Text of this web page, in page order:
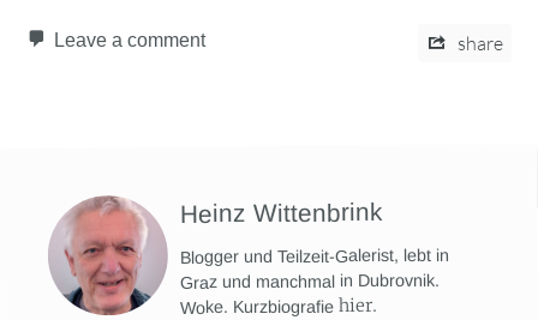
Leave a comment share
Heinz Wittenbrink
Blogger und Teilzeit-Galerist, lebt in
Graz und manchmal in Dubrovnik.
Woke. Kurzbiografiehier.